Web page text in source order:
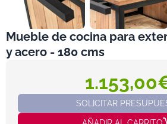
Mueble de cocina para
y acero - 180 cms
SOLICITAR